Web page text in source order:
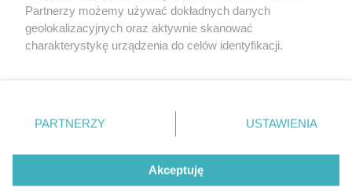
Facebook.com
Youtube.com
Partnerzy możemy używać dokładnych danych
geolokalizacyjnych oraz aktywnie skanować
charakterystykę urządzenia do celów identyfikacji.
zmienić/wycofać klikając przycisk ustawień prywatności
znajdujący się w lewym dolnym rogu strony
. Niektóre
użytkownika, ale masz prawo sprzeciwić się takiemu
przetwarzaniu. Preferencje będą miały zastosowania tylko
PARTNERZY USTAWIENIA
Akceptuję